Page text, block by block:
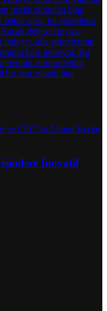
İnovatif